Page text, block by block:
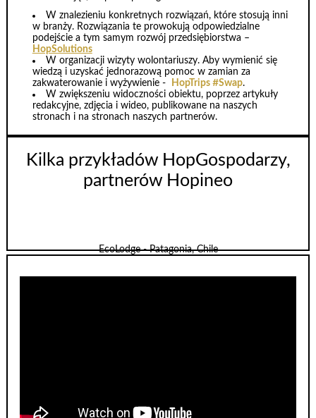
W znalezieniu konkretnych rozwiązań, które stosują inni
w branży. Rozwiązania te prowokują odpowiedzialne
podejście a tym samym rozwój przedsiębiorstwa –
HopSolutions
W organizacji wizyty wolontariuszy. Aby wymienić się
wiedzą i uzyskać jednorazową pomoc w zamian za
zakwaterowanie i wyżywienie -
HopTrips #Swap.
W zwiększeniu widoczności obiektu, poprzez artykuły
redakcyjne, zdjęcia i wideo, publikowane na naszych
stronach i na stronach naszych partnerów.
Kilka przykładów HopGospodarzy,
partnerów Hopineo
EcoLodge - Patagonia, Chile